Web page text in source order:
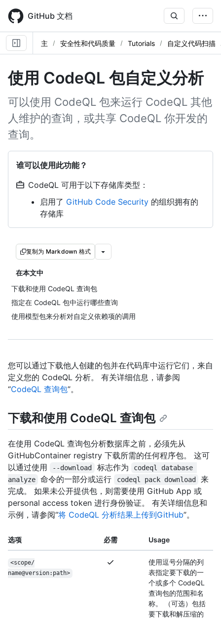
main
content
GitHub 文档
主 安全性和代码质量 Tutorials 自定义代码扫描
使用 CodeQL 包自定义分析
可以使用 CodeQL 包来运行 CodeQL 其他
人维护的查询，或共享 CodeQL 你开发的
查询。
谁可以使用此功能？
CodeQL 可用于以下存储库类型：
启用了 GitHub Code Security 的组织拥有的
存储库
复制为 Markdown 格式
在本文中
下载和使用 CodeQL 查询包
指定在 CodeQL 包中运行哪些查询
使用模型包来分析对自定义依赖项的调用
您可以通过下载他人创建的包并在代码库中运行它们，来自
定义您的 CodeQL 分析。 有关详细信息，请参阅
“CodeQL 查询包”。
下载和使用 CodeQL 查询包
在使用 CodeQL 查询包分析数据库之前，必须先从
GitHubContainer registry 下载所需的任何程序包。 这可
以通过使用
--download 标志作为
codeql database
analyze
命令的一部分或运行 codeql pack download
来
完成。 如果未公开提供包，则需要使用 GitHub App 或
personal access token 进行身份验证。 有关详细信息和
示例，请参阅“将 CodeQL 分析结果上传到GitHub”。
选项 必需 Usage
<scope/
name@version:path>
使用逗号分隔的列
表指定要下载的一
个或多个 CodeQL
查询包的范围和名
称。 （可选）包括
要下载和解压缩的